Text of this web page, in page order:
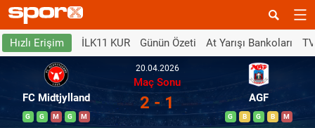
Hızlı Erişim İLK11 KUR Günün Özeti At Yarışı Bankoları
FC Midtjylland
G G M G M
20.04.2026
Maç Sonu
2 - 1 AGF
G B G B M